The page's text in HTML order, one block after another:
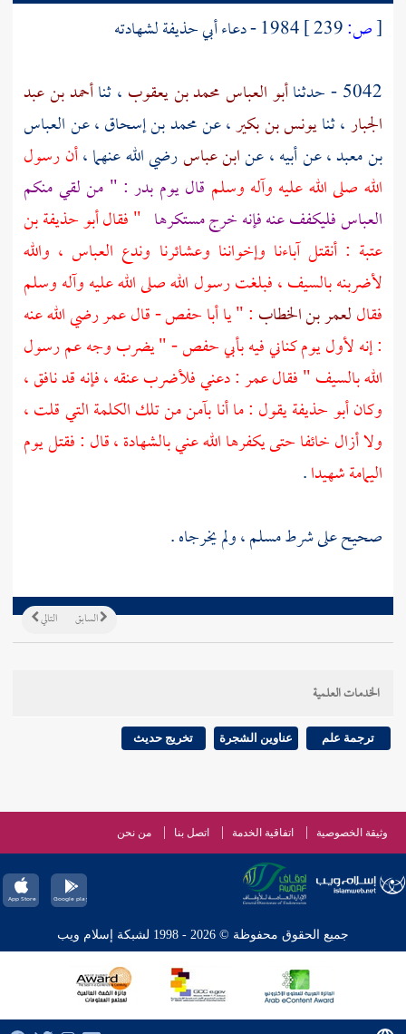
[ص:
1984 - دعاء أبي حذيفة لشهادته
5042 - حدثنا
أبو العباس محمد بن يعقوب ، ثناأحمد بن عبد
الجبار، ثنايونس بن بكير، عنمحمد بن إسحاق، عنالعباس
بن معبد، عن أبيه ، عنابن عباسرضي الله عنهما ،أن رسول
الله صلى الله عليه وآله وسلم قال يوم بدر : " من لقي منكم
العباس فليكفف عنه فإنه خرج مستكرها " فقال أبو حذيفة بن
عتبة : أنقتل آباءنا وإخواننا وعشائرنا وندع العباس ، والله
لأضربنه بالسيف ، فبلغت رسول الله صلى الله عليه وآله وسلم
فقاللعمر بن الخطاب : " ياأبا حفص- قالعمررضي الله عنه
: إنه لأول يوم كناني فيهبأبي حفص- " يضرب وجه عم رسول
الله بالسيف " فقالعمر: دعني فلأضرب عنقه ، فإنه قد نافق ،
وكانأبو حذيفةيقول : ما أنا بآمن من تلك الكلمة التي قلت ،
ولا أزال خائفا حتى يكفرها الله عني بالشهادة ، قال : فقتل يوم
اليمامةشهيدا.
صحيح على شرطمسلم، ولم يخرجاه .
التالي السابق
الخدمات العلمية
ترجمة علم عناوين الشجرة تخريج حديث
وثيقة الخصوصية اتفاقية الخدمة اتصل بنا من نحن
جميع الحقوق محفوظة © 2026 - 1998 لشبكة إسلام ويب